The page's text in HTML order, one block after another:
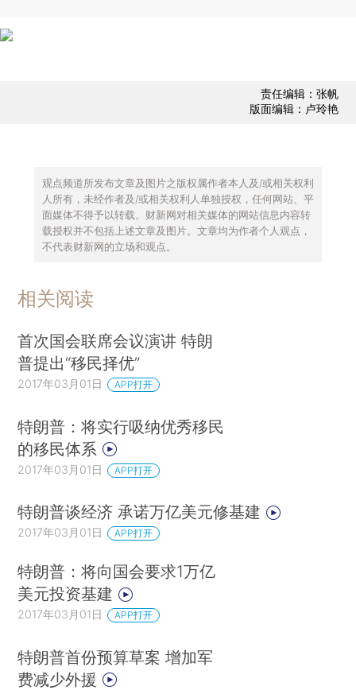
责任编辑：张帆
版面编辑：卢玲艳
观点频道所发布文章及图片之版权属作者本人及/或相关权利
人所有，未经作者及/或相关权利人单独授权，任何网站、平
面媒体不得予以转载。财新网对相关媒体的网站信息内容转
载授权并不包括上述文章及图片。文章均为作者个人观点，
不代表财新网的立场和观点。
相关阅读
首次国会联席会议演讲 特朗
普提出“移民择优”
2017年03月01日 APP打开
特朗普：将实行吸纳优秀移民
的移民体系
2017年03月01日 APP打开
特朗普谈经济 承诺万亿美元修基建
2017年03月01日 APP打开
特朗普：将向国会要求1万亿
美元投资基建
2017年03月01日 APP打开
特朗普首份预算草案 增加军
费减少外援